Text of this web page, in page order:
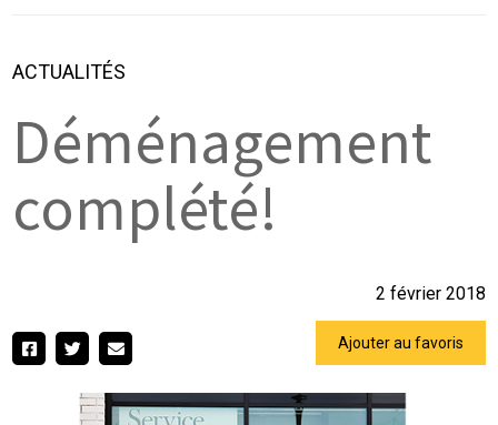
ACTUALITÉS
Déménagement
complété!
2 février 2018
Ajouter au favoris